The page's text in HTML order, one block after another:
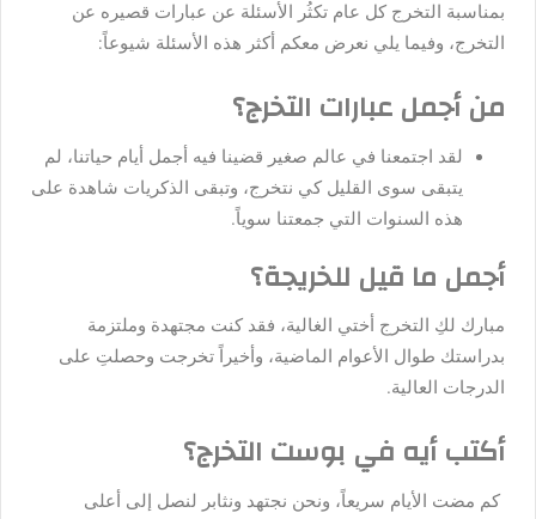
بمناسبة التخرج كل عام تكثُر الأسئلة عن عبارات قصيره عن
التخرج، وفيما يلي نعرض معكم أكثر هذه الأسئلة شيوعاً:
من أجمل عبارات التخرج؟
لقد اجتمعنا في عالم صغير قضينا فيه أجمل أيام حياتنا، لم
يتبقى سوى القليل كي نتخرج، وتبقى الذكريات شاهدة على
هذه السنوات التي جمعتنا سوياً.
أجمل ما قيل للخريجة؟
مبارك لكِ التخرج أختي الغالية، فقد كنت مجتهدة وملتزمة
بدراستك طوال الأعوام الماضية، وأخيراً تخرجت وحصلتِ على
الدرجات العالية.
أكتب أيه في بوست التخرج؟
كم مضت الأيام سريعاً، ونحن نجتهد ونثابر لنصل إلى أعلى